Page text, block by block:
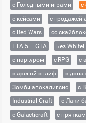
с Голодными играми
с
с кейсами
с продажей
с Bed Wars
со
ГТА 5 — GTA
Без
с паркуром
с RPG с
с ареной сплиф
с
Зомби апокалипсис
с
Industrial Craft
с Лаки
с Galacticraft
с